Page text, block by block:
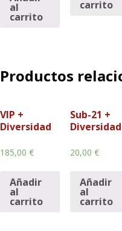
al
carrito
carrito
Productos
VIP +
Diversidad
185,00 €
Añadir
al
carrito
Sub-21 +
Diversidad
20,00 €
Añadir
al
carrito